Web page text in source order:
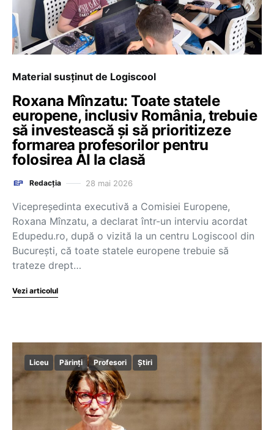
Material susținut de Logiscool
Roxana Mînzatu: Toate statele
europene, inclusiv România, trebuie
să investească și să prioritizeze
formarea profesorilor pentru
folosirea AI la clasă
Redacția 28 mai 2026
Vicepreședinta executivă a Comisiei Europene,
Roxana Mînzatu, a declarat într-un interviu acordat
Edupedu.ro, după o vizită la un centru Logiscool din
București, că toate statele europene trebuie să
trateze drept…
Vezi articolul
Liceu Părinți Profesori Știri